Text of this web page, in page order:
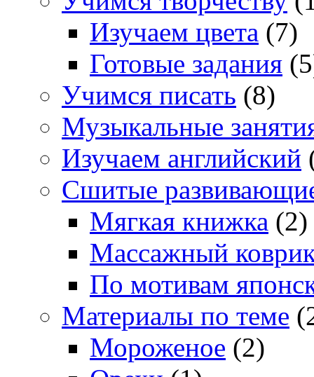
Изучаем цвета (7)
Готовые задания
Учимся писать (8)
Музыкальные
Изучаем английский
Сшитые
Мягкая книжка (2)
Массажный
По мотивам
Материалы по теме
Мороженое (2)